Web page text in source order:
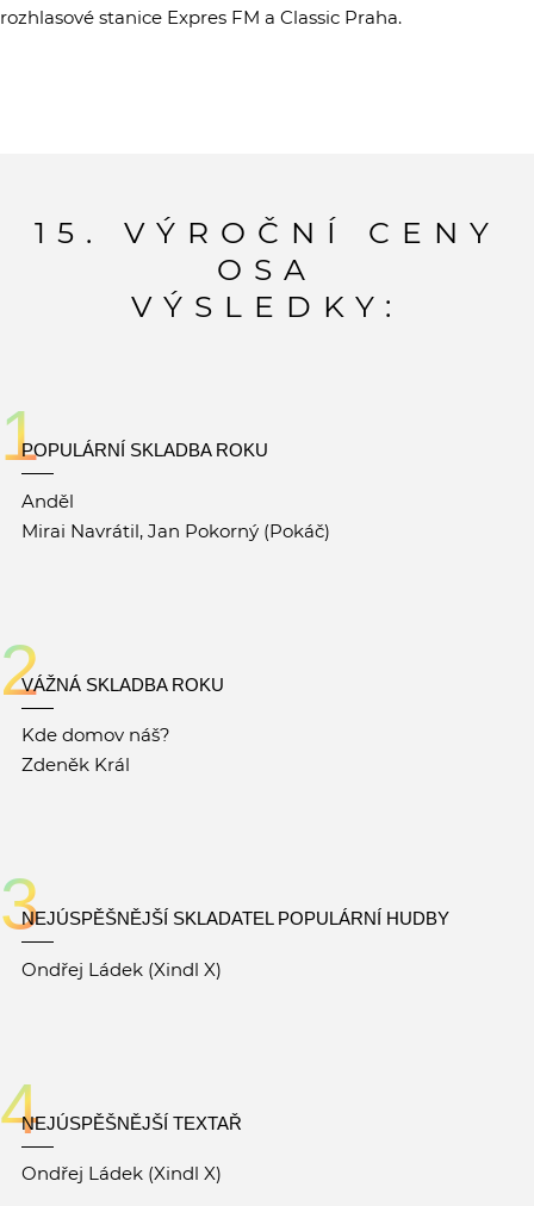
rozhlasové stanice Expres FM a Classic Praha.
15. VÝROČNÍ CENY
OSA
VÝSLEDKY:
1POPULÁRNÍ SKLADBA ROKU
Anděl
Mirai Navrátil, Jan Pokorný (Pokáč)
2VÁŽNÁ SKLADBA ROKU
Kde domov náš?
Zdeněk Král
3NEJÚSPĚŠNĚJŠÍ SKLADATEL POPULÁRNÍ HUDBY
Ondřej Ládek (Xindl X)
4NEJÚSPĚŠNĚJŠÍ TEXTAŘ
Ondřej Ládek (Xindl X)